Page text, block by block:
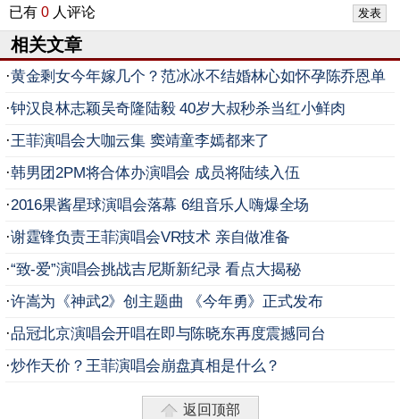
已有 0 人评论
相关文章
·黄金剩女今年嫁几个？范冰冰不结婚林心如怀孕陈乔恩单
身
·钟汉良林志颖吴奇隆陆毅 40岁大叔秒杀当红小鲜肉
·王菲演唱会大咖云集 窦靖童李嫣都来了
·韩男团2PM将合体办演唱会 成员将陆续入伍
·2016果酱星球演唱会落幕 6组音乐人嗨爆全场
·谢霆锋负责王菲演唱会VR技术 亲自做准备
·“致-爱”演唱会挑战吉尼斯新纪录 看点大揭秘
·许嵩为《神武2》创主题曲 《今年勇》正式发布
·品冠北京演唱会开唱在即与陈晓东再度震撼同台
·炒作天价？王菲演唱会崩盘真相是什么？
返回顶部